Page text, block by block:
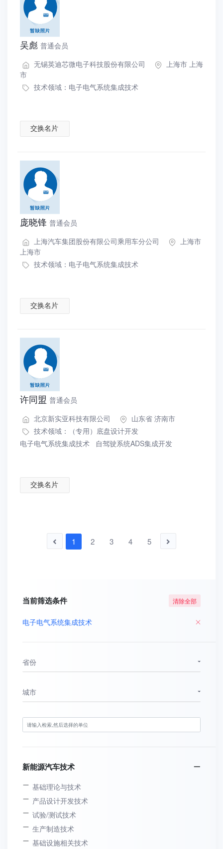
吴彪 普通会员
无锡英迪芯微电子科技股份有限公司
上海市 上海
市
技术领域： 电子电气系统集成技术
交换名片
庞晓锋 普通会员
上海汽车集团股份有限公司乘用车分公司
上海市
上海市
技术领域： 电子电气系统集成技术
交换名片
许同盟 普通会员
北京新实亚科技有限公司
山东省 济南市
技术领域：
（专用）底盘设计开发
电子电气系统集成技术
自驾驶系统ADS集成开发
交换名片
1 2 3 4 5
当前筛选条件 清除全部
电子电气系统集成技术
省份
城市
新能源汽车技术
基础理论与技术
产品设计开发技术
试验/测试技术
生产制造技术
基础设施相关技术